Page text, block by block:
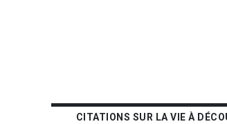
CITATIONS SUR LA VIE À